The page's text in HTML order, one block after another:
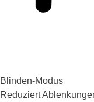
Blinden-Modus
Reduziert